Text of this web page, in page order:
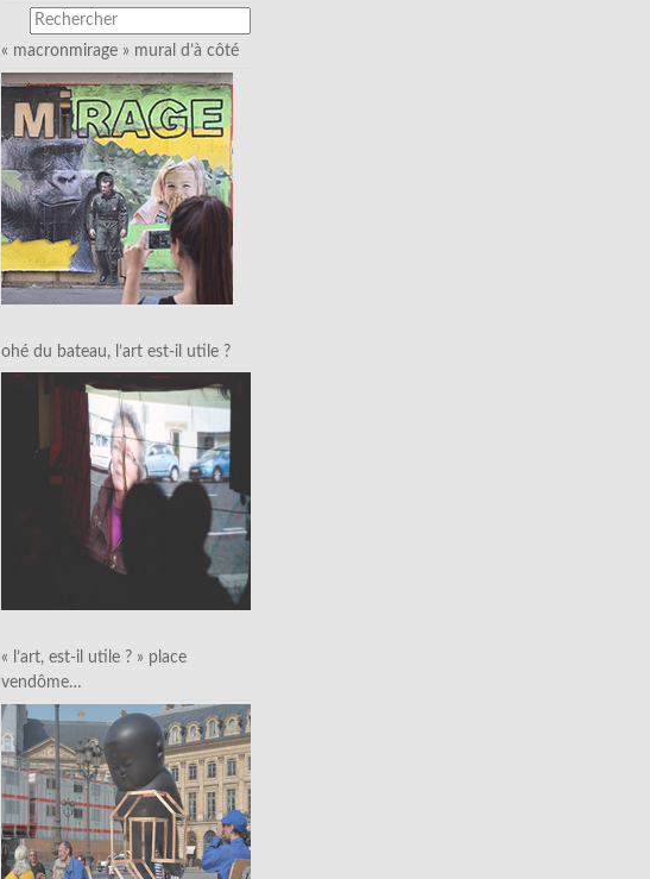
« macronmirage » mural d’à côté
ohé du bateau, l’art est-il utile ?
« l’art, est-il utile ? » place
vendôme…